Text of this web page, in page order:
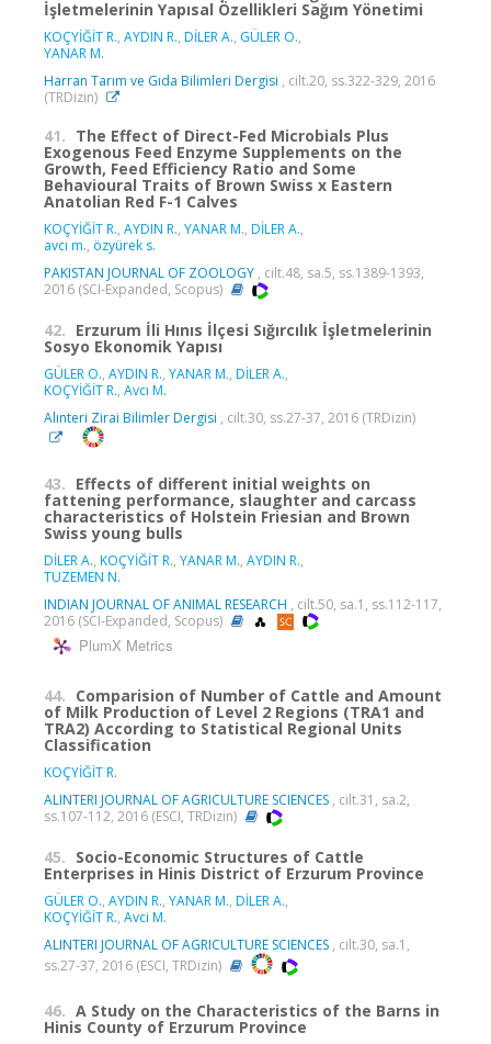
İşletmelerinin Yapısal Özellikleri Sağım Yönetimi
KOÇYİĞİT R., AYDIN R., DİLER A., GÜLER O.,
YANAR M.
Harran Tarım ve Gıda Bilimleri Dergisi , cilt.20, ss.322-329, 2016
(TRDizin)
41. The Effect of Direct-Fed Microbials Plus
Exogenous Feed Enzyme Supplements on the
Growth, Feed Efficiency Ratio and Some
Behavioural Traits of Brown Swiss x Eastern
Anatolian Red F-1 Calves
KOÇYİĞİT R., AYDIN R., YANAR M., DİLER A.,
avcı m., özyürek s.
PAKISTAN JOURNAL OF ZOOLOGY , cilt.48, sa.5, ss.1389-1393,
2016 (SCI-Expanded, Scopus)
42. Erzurum İli Hınıs İlçesi Sığırcılık İşletmelerinin
Sosyo Ekonomik Yapısı
GÜLER O., AYDIN R., YANAR M., DİLER A.,
KOÇYİĞİT R., Avcı M.
Alınteri Zirai Bilimler Dergisi , cilt.30, ss.27-37, 2016 (TRDizin)
43. Effects of different initial weights on
fattening performance, slaughter and carcass
characteristics of Holstein Friesian and Brown
Swiss young bulls
DİLER A., KOÇYİĞİT R., YANAR M., AYDIN R.,
TUZEMEN N.
INDIAN JOURNAL OF ANIMAL RESEARCH , cilt.50, sa.1, ss.112-117,
2016 (SCI-Expanded, Scopus)
PlumX Metrics
44. Comparision of Number of Cattle and Amount
of Milk Production of Level 2 Regions (TRA1 and
TRA2) According to Statistical Regional Units
Classification
KOÇYİĞİT R.
ALINTERI JOURNAL OF AGRICULTURE SCIENCES , cilt.31, sa.2,
ss.107-112, 2016 (ESCI, TRDizin)
45. Socio-Economic Structures of Cattle
Enterprises in Hinis District of Erzurum Province
GÜLER O., AYDIN R., YANAR M., DİLER A.,
KOÇYİĞİT R., Avci M.
ALINTERI JOURNAL OF AGRICULTURE SCIENCES , cilt.30, sa.1,
ss.27-37, 2016 (ESCI, TRDizin)
46. A Study on the Characteristics of the Barns in
Hinis County of Erzurum Province